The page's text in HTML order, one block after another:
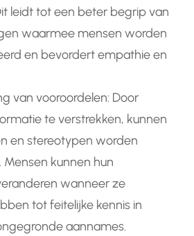
leidt tot een beter begrip van
waarmee mensen worden
en bevordert empathie en
van vooroordelen: Door
te verstrekken, kunnen
en stereotypen worden
kunnen hun
wanneer ze
tot feitelijke kennis in
aannames.